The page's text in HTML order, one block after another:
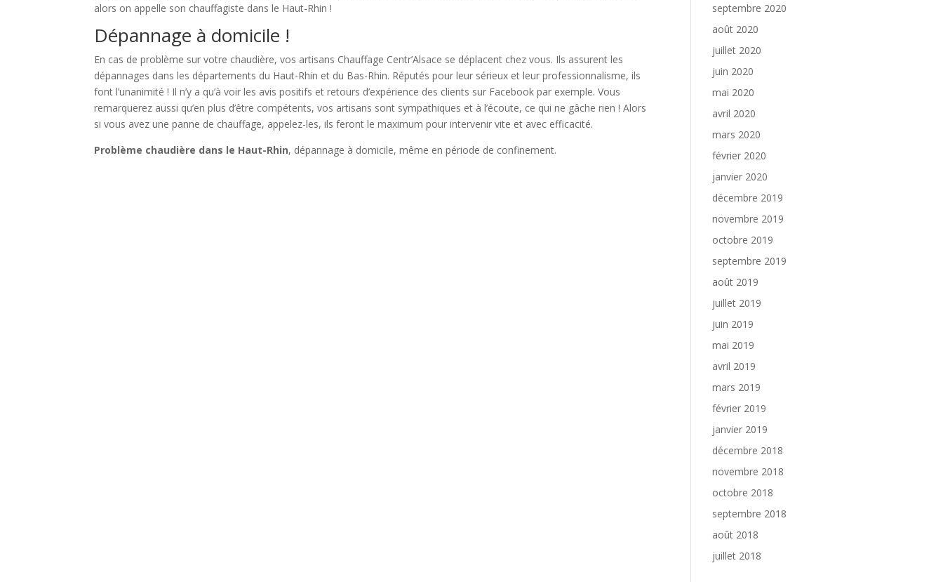
alors on appelle son chauffagiste dans le Haut-Rhin !
Dépannage à domicile !
En cas de problème sur votre chaudière, vos artisans Chauffage Centr’Alsace se déplacent chez vous. Ils assurent les
dépannages dans les départements du Haut-Rhin et du Bas-Rhin. Réputés pour leur sérieux et leur professionnalisme, ils
font l’unanimité ! Il n’y a qu’à voir les avis positifs et retours d’expérience des clients sur Facebook par exemple. Vous
remarquerez aussi qu’en plus d’être compétents, vos artisans sont sympathiques et à l’écoute, ce qui ne gâche rien ! Alors
si vous avez une panne de chauffage, appelez-les, ils feront le maximum pour intervenir vite et avec efficacité.
Problème chaudière dans le Haut-Rhin, dépannage à domicile, même en période de confinement.
septembre 2020
août 2020
juillet 2020
juin 2020
mai 2020
avril 2020
mars 2020
février 2020
janvier 2020
décembre 2019
novembre 2019
octobre 2019
septembre 2019
août 2019
juillet 2019
juin 2019
mai 2019
avril 2019
mars 2019
février 2019
janvier 2019
décembre 2018
novembre 2018
octobre 2018
septembre 2018
août 2018
juillet 2018